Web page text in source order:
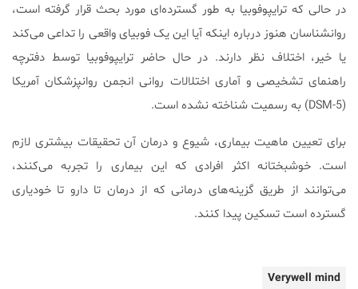
در حالی که ترایپوفوبیا به طور گسترده‌ای مورد بحث قرار گرفته است،
روانشناسان هنوز درباره اینکه آیا این یک فوبیای واقعی را تداعی می‌کند
یا خیر، اختلاف نظر دارند. در حال حاضر ترایپوفوبیا توسط دفترچه
راهنمای تشخیصی و آماری اختلالات روانی انجمن روانپزشکان آمریکا
(DSM-5) به رسمیت شناخته نشده است.
برای تعیین ماهیت بیماری، شیوع و درمان آن تحقیقات بیشتری لازم
است. خوشبختانه اکثر افرادی که این بیماری را تجربه می‌کنند،
می‌توانند از طریق گزینه‌های درمانی که از درمان تا دارو تا خودیاری
گسترده است تسکین پیدا کنند.
Verywell mind